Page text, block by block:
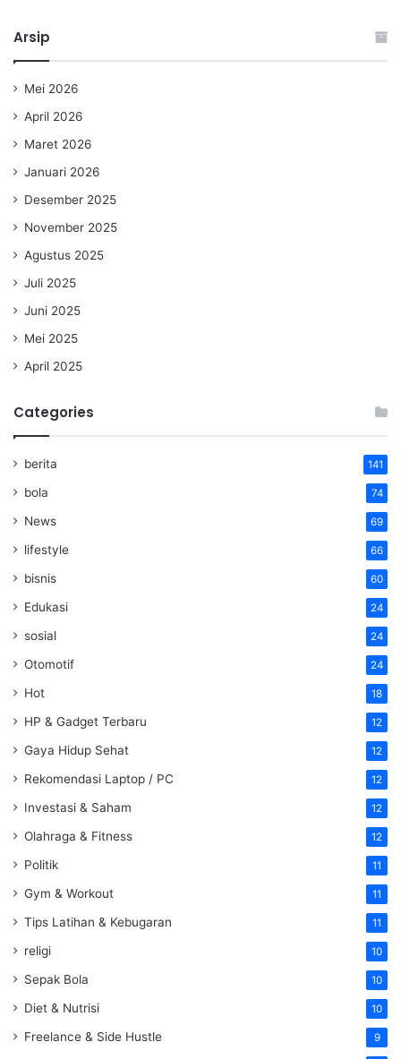
Arsip
Mei 2026
April 2026
Maret 2026
Januari 2026
Desember 2025
November 2025
Agustus 2025
Juli 2025
Juni 2025
Mei 2025
April 2025
Categories
berita 141
bola 74
News 69
lifestyle 66
bisnis 60
Edukasi 24
sosial 24
Otomotif 24
Hot 18
HP & Gadget Terbaru 12
Gaya Hidup Sehat 12
Rekomendasi Laptop / PC 12
Investasi & Saham 12
Olahraga & Fitness 12
Politik 11
Gym & Workout 11
Tips Latihan & Kebugaran 11
religi 10
Sepak Bola 10
Diet & Nutrisi 10
Freelance & Side Hustle 9